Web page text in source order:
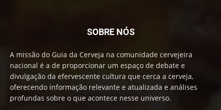
SOBRE NÓS
A missão do Guia da Cerveja na comunidade cervejeira
nacional é a de proporcionar um espaço de debate e
divulgação da efervescente cultura que cerca a cerveja,
oferecendo informação relevante e atualizada e análises
profundas sobre o que acontece nesse universo.